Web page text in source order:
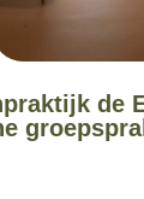
de